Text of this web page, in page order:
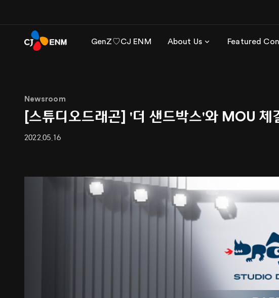
GenZ♡CJ ENM About Us Featured
Newsroom
[스튜디오드래곤] '더 샌드박스'와 MOU
2022.05.16